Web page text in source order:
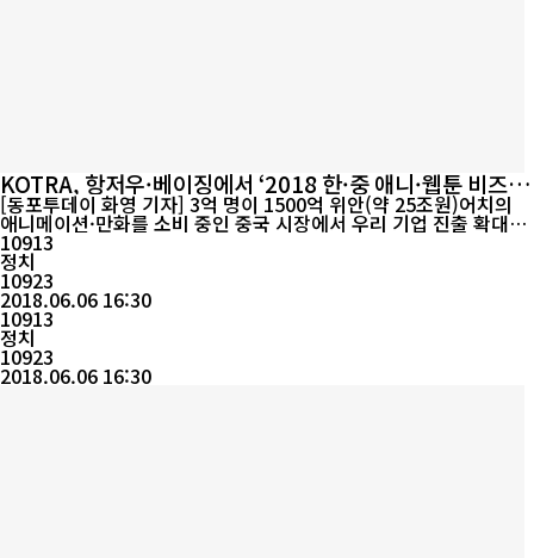
KOTRA, 항저우·베이징에서 ‘2018 한·중 애니·웹툰 비즈
니스 상담회’ 개최
[동포투데이 화영 기자] 3억 명이 1500억 위안(약 25조원)어치의
애니메이션·만화를 소비 중인 중국 시장에서 우리 기업 진출 확대를
위한 발판이 마련됐다. KOTRA(사장 권평오)와 서울산업진흥원, 한
국만화영상진흥원, 경기콘텐츠진흥원은 공동으로 5일 항저우, 7일
베이징에서 ‘2018 한·중 애니·웹툰 비즈니스 상담회’ 개최한다. 중
국 애니‧웹툰 시장은 가처분소득 증가, 두 자녀 정책 도입에 따라 20
10년 이후 150% 성장 중...
10913
정치
10923
2018.06.06 16:30
10913
정치
10923
2018.06.06 16:30